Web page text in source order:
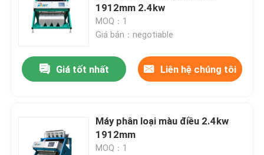
1912mm 2.4kw
MOQ：1
Giá bán：negotiable
Giá tốt nhất Liên hệ chúng tôi
Máy phân loại màu điều 2.4kw
1912mm
MOQ：1